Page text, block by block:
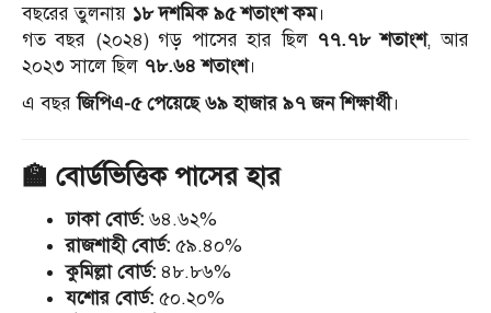
বছরের তুলনায় ১৮ দশমিক ৯৫ শতাংশ কম।
গত বছর (২০২৪) গড় পাসের হার ছিল ৭৭.৭৮ শতাংশ, আর
২০২৩ সালে ছিল ৭৮.৬৪ শতাংশ।
এ বছরজিপিএ-৫ পেয়েছে ৬৯ হাজার ৯৭ জন শিক্ষার্থী।
🏫 বোর্ডভিত্তিক পাসের হার
ঢাকা বোর্ড: ৬৪.৬২%
রাজশাহী বোর্ড: ৫৯.৪০%
কুমিল্লা বোর্ড: ৪৮.৮৬%
যশোর বোর্ড: ৫০.২০%